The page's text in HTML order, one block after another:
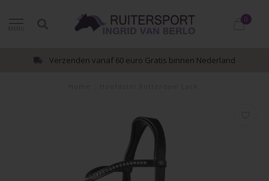
0
Verzenden vanaf 60 euro Gratis binnen Nederland